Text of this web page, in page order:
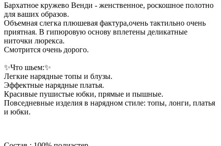
Бархатное кружево Венди - женственное, роскошное полотно
для ваших образов.
Объемная слегка плюшевая фактура,очень тактильно очень
приятная. В гипюровую основу вплетены деликатные
ниточки люрекса.
Смотрится очень дорого.
✨Что шьем:✨
Легкие нарядные топы и блузы.
Эффектные нарядные платья.
Красивые пушистые юбки, прямые и пышные.
Повседневные изделия в нарядном стиле: топы, лонги, платья
и юбки.